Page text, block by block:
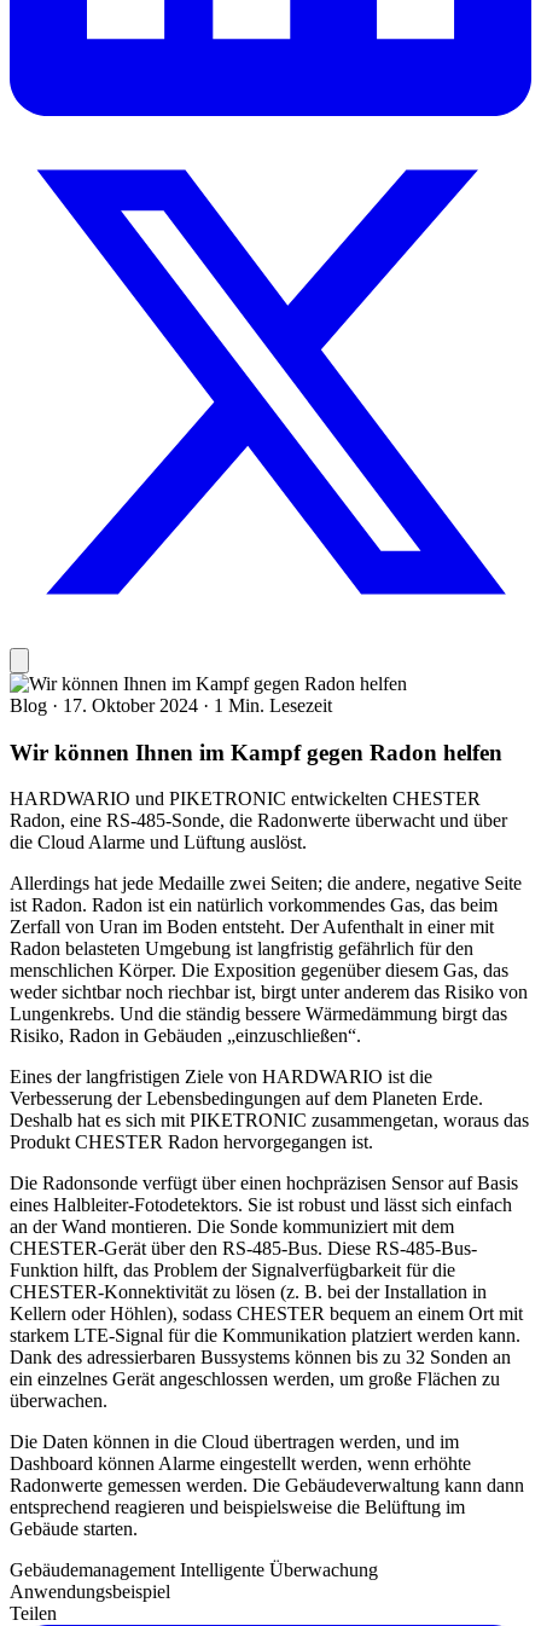
Blog · 17. Oktober 2024 · 1 Min. Lesezeit
Wir können Ihnen im Kampf gegen Radon helfen
HARDWARIO und PIKETRONIC entwickelten CHESTER
Radon, eine RS-485-Sonde, die Radonwerte überwacht und über
die Cloud Alarme und Lüftung auslöst.
Allerdings hat jede Medaille zwei Seiten; die andere, negative Seite
ist Radon. Radon ist ein natürlich vorkommendes Gas, das beim
Zerfall von Uran im Boden entsteht. Der Aufenthalt in einer mit
Radon belasteten Umgebung ist langfristig gefährlich für den
menschlichen Körper. Die Exposition gegenüber diesem Gas, das
weder sichtbar noch riechbar ist, birgt unter anderem das Risiko von
Lungenkrebs. Und die ständig bessere Wärmedämmung birgt das
Risiko, Radon in Gebäuden „einzuschließen“.
Eines der langfristigen Ziele von HARDWARIO ist die
Verbesserung der Lebensbedingungen auf dem Planeten Erde.
Deshalb hat es sich mit PIKETRONIC zusammengetan, woraus das
Produkt CHESTER Radon hervorgegangen ist.
Die Radonsonde verfügt über einen hochpräzisen Sensor auf Basis
eines Halbleiter-Fotodetektors. Sie ist robust und lässt sich einfach
an der Wand montieren. Die Sonde kommuniziert mit dem
CHESTER-Gerät über den RS-485-Bus. Diese RS-485-Bus-
Funktion hilft, das Problem der Signalverfügbarkeit für die
CHESTER-Konnektivität zu lösen (z. B. bei der Installation in
Kellern oder Höhlen), sodass CHESTER bequem an einem Ort mit
starkem LTE-Signal für die Kommunikation platziert werden kann.
Dank des adressierbaren Bussystems können bis zu 32 Sonden an
ein einzelnes Gerät angeschlossen werden, um große Flächen zu
überwachen.
Die Daten können in die Cloud übertragen werden, und im
Dashboard können Alarme eingestellt werden, wenn erhöhte
Radonwerte gemessen werden. Die Gebäudeverwaltung kann dann
entsprechend reagieren und beispielsweise die Belüftung im
Gebäude starten.
Gebäudemanagement Intelligente Überwachung
Anwendungsbeispiel
Teilen